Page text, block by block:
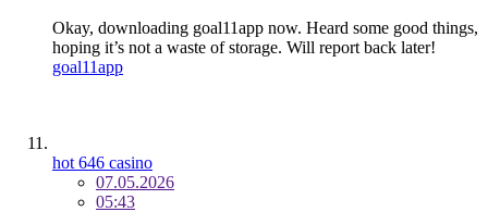
Okay, downloading goal11app now. Heard some good things,
hoping it’s not a waste of storage. Will report back later!
goal11app
hot 646 casino
07.05.2026
05:43